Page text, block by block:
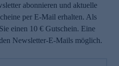
abonnieren und aktuelle
per E-Mail erhalten. Als
einen 10 € Gutschein. Eine
Newsletter-E-Mails möglich.